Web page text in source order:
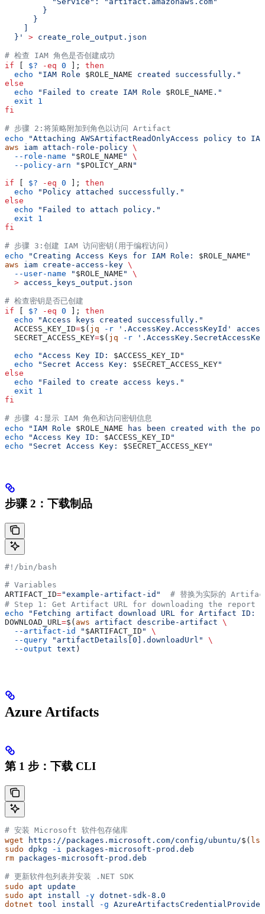
        }
      }
  }'
> create_role_output.json
# 检查 IAM 角色是否创建成功
if
$? -eq 0 ]; then
  echo
"IAM Role $ROLE_NAME created successfully."
else
  echo
"Failed to create IAM Role $ROLE_NAME ."
  exit
1
fi
# 步骤 2:将策略附加到角色以访问 Artifact
echo "Attaching AWSArtifactReadOnlyAccess policy to
aws iam attach-role-policy \
  --role-name
" $ROLE_NAME "
\
  --policy-arn
" $POLICY_ARN "
if
$? -eq 0 ]; then
  echo
"Policy attached successfully."
else
  echo
"Failed to attach policy."
  exit
1
fi
# 步骤 3:创建 IAM 访问密钥(用于编程访问)
echo "Creating Access Keys for IAM Role: $ROLE_NAME "
aws iam create-access-key \
  --user-name
" $ROLE_NAME "
\
  >
access_keys_output.json
# 检查密钥是否已创建
if
$? -eq 0 ]; then
  echo
"Access keys created successfully."
  ACCESS_KEY_ID
=$( jq -r '.AccessKey.AccessKeyId'
  SECRET_ACCESS_KEY
=$( jq -r
  echo
"Access Key ID: $ACCESS_KEY_ID "
  echo
"Secret Access Key: $SECRET_ACCESS_KEY"
else
  echo
"Failed to create access keys."
  exit
1
fi
# 步骤 4:显示 IAM 角色和访问密钥信息
echo "IAM Role $ROLE_NAME has been created with the
echo "Access Key ID: $ACCESS_KEY_ID "
echo "Secret Access Key: $SECRET_ACCESS_KEY"
步骤 2：下载制品
#!/bin/bash
# Variables
ARTIFACT_ID="example-artifact-id"
# 替换为实际的
# Step 1: Get Artifact URL for downloading the report
echo "Fetching artifact download URL for Artifact ID:
DOWNLOAD_URL =$( aws artifact describe-artifact \
  --artifact-id
" $ARTIFACT_ID "
\
  --query
"artifactDetails[0].downloadUrl"
\
  --output
text )
Azure Artifacts
第 1 步：下载 CLI
# 安装 Microsoft 软件包存储库
wget https://packages.microsoft.com/config/ubuntu/$(
sudo dpkg -i packages-microsoft-prod.deb
rm packages-microsoft-prod.deb
# 更新软件包列表并安装 .NET SDK
sudo apt update
sudo apt install -y dotnet-sdk-8.0
dotnet tool install -g AzureArtifactsCredentialProvider